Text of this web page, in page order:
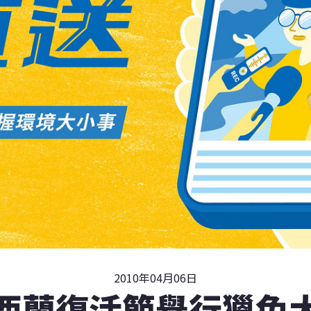
2010年04月06日